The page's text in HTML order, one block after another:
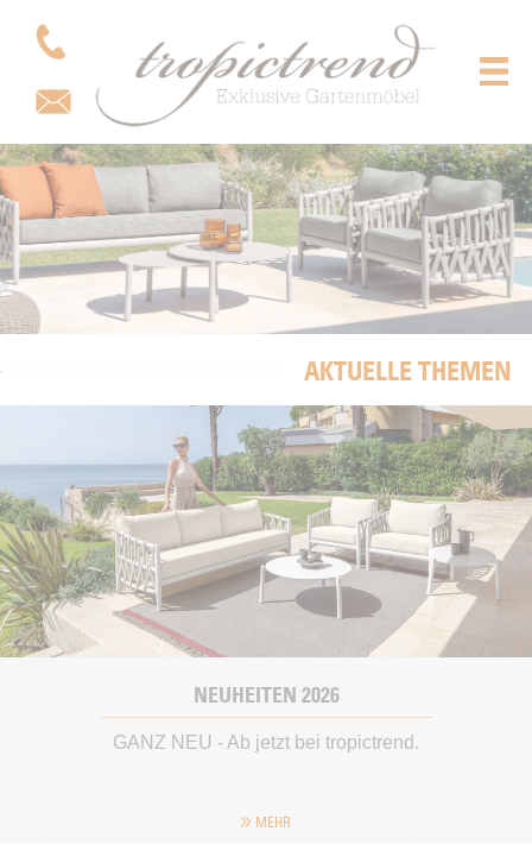
AKTUELLE THEMEN
NEUHEITEN 2026
GANZ NEU - Ab jetzt bei tropictrend.
MEHR